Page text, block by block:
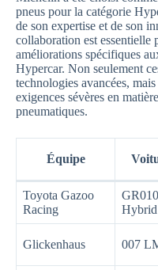
pneus pour la catégorie
de son expertise et de son
collaboration est essentielle
améliorations spécifiques
Hypercar. Non seulement
technologies avancées,
exigences sévères en
pneumatiques.
Équipe
Toyota Gazoo
Racing
GR010
Hybrid
Glickenhaus 007